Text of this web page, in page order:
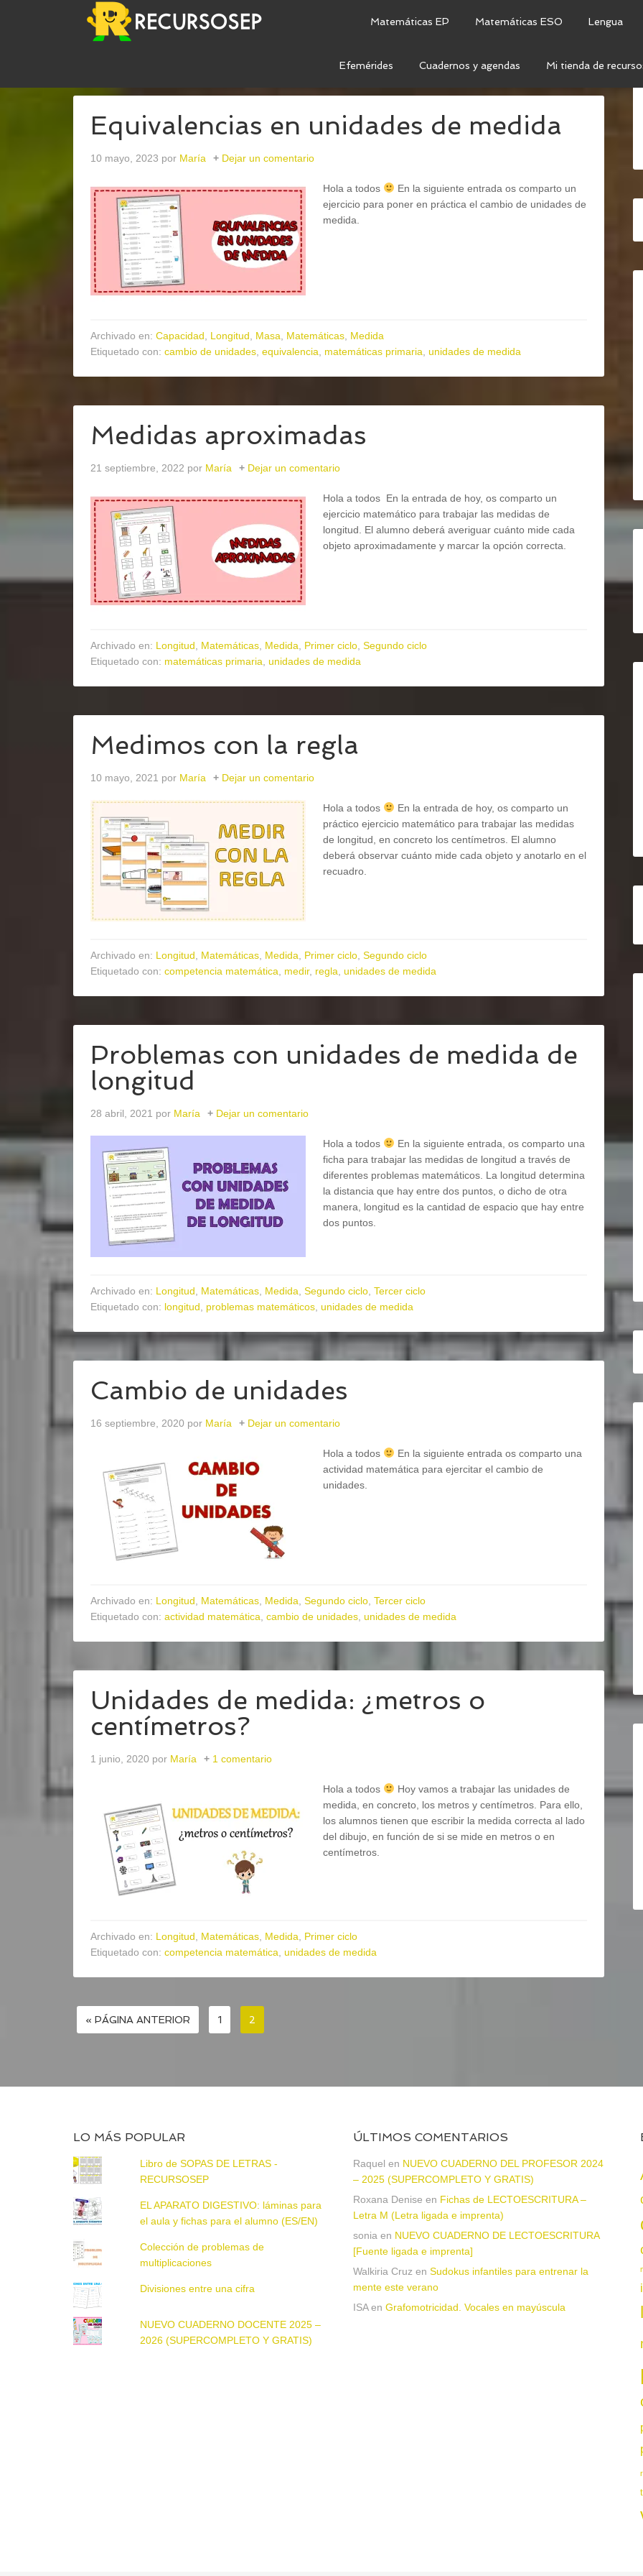
Matemáticas EP Matemáticas ESO Lengua
Efemérides Cuadernos y agendas Mi tienda de
Equivalencias en unidades de medida
10 mayo, 2023 por María Dejar un comentario
Hola a todos
En la siguiente entrada os comparto un
ejercicio para poner en práctica el cambio de unidades de
medida.
Archivado en: Capacidad Longitud Masa Matemáticas Medida
Etiquetado con: cambio de unidades equivalencia matemáticas primaria unidades de medida
Medidas aproximadas
21 septiembre, 2022 por María Dejar un comentario
Hola a todos En la entrada de hoy, os comparto un
ejercicio matemático para trabajar las medidas de
longitud. El alumno deberá averiguar cuánto mide cada
objeto aproximadamente y marcar la opción correcta.
Archivado en: Longitud Matemáticas Medida Primer ciclo Segundo ciclo
Etiquetado con: matemáticas primaria unidades de medida
Medimos con la regla
10 mayo, 2021 por María Dejar un comentario
Hola a todos
En la entrada de hoy, os comparto un
práctico ejercicio matemático para trabajar las medidas
de longitud, en concreto los centímetros. El alumno
deberá observar cuánto mide cada objeto y anotarlo en el
recuadro.
Archivado en: Longitud Matemáticas Medida Primer ciclo Segundo ciclo
Etiquetado con: competencia matemática medir, regla unidades de medida
Problemas con unidades de medida de
longitud
28 abril, 2021 por María Dejar un comentario
Hola a todos
En la siguiente entrada, os comparto una
ficha para trabajar las medidas de longitud a través de
diferentes problemas matemáticos. La longitud determina
la distancia que hay entre dos puntos, o dicho de otra
manera, longitud es la cantidad de espacio que hay entre
dos puntos.
Archivado en: Longitud Matemáticas Medida Segundo ciclo Tercer ciclo
Etiquetado con: longitud problemas matemáticos unidades de medida
Cambio de unidades
16 septiembre, 2020 por María Dejar un comentario
Hola a todos
En la siguiente entrada os comparto una
actividad matemática para ejercitar el cambio de
unidades.
Archivado en: Longitud Matemáticas Medida Segundo ciclo Tercer ciclo
Etiquetado con: actividad matemática cambio de unidades unidades de medida
Unidades de medida: ¿metros o
centímetros?
1 junio, 2020 por María 1 comentario
Hola a todos
Hoy vamos a trabajar las unidades de
medida, en concreto, los metros y centímetros. Para ello,
los alumnos tienen que escribir la medida correcta al lado
del dibujo, en función de si se mide en metros o en
centímetros.
Archivado en: Longitud Matemáticas Medida
Primer ciclo
Etiquetado con: competencia matemática unidades de medida
« PÁGINA ANTERIOR 1 2
LO MÁS POPULAR
Libro de SOPAS DE LETRAS -
RECURSOSEP
EL APARATO DIGESTIVO: láminas para
el aula y fichas para el alumno (ES/EN)
Colección de problemas de
multiplicaciones
Divisiones entre una cifra
NUEVO CUADERNO DOCENTE 2025 –
2026 (SUPERCOMPLETO Y GRATIS)
ÚLTIMOS COMENTARIOS
Raquel en NUEVO CUADERNO DEL PROFESOR 2024
– 2025 (SUPERCOMPLETO Y GRATIS)
Roxana Denise en Fichas de LECTOESCRITURA –
Letra M (Letra ligada e imprenta)
sonia en NUEVO CUADERNO DE LECTOESCRITURA
[Fuente ligada e imprenta]
Walkiria Cruz en Sudokus infantiles para entrenar la
mente este verano
ISAen Grafomotricidad. Vocales en mayúscula